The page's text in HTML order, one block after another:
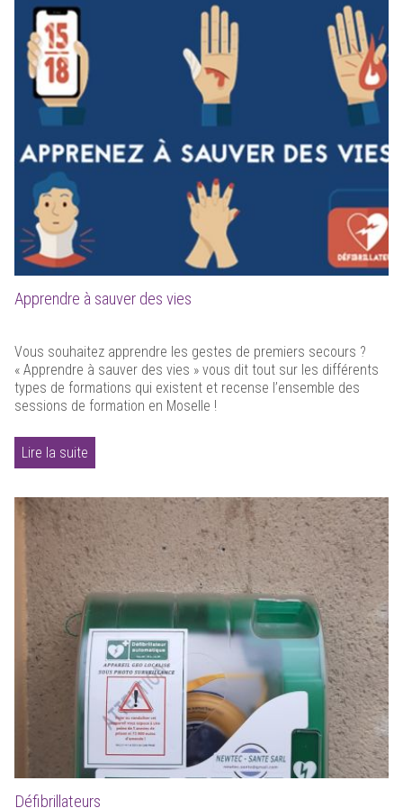
Apprendre à sauver des vies
Vous souhaitez apprendre les gestes de premiers secours ?
« Apprendre à sauver des vies » vous dit tout sur les différents
types de formations qui existent et recense l’ensemble des
sessions de formation en Moselle !
Lire la suite
Défibrillateurs